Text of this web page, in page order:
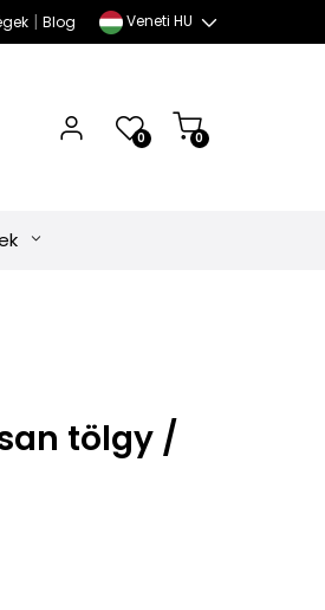
| Blog Veneti HU
0 0
tölgy /